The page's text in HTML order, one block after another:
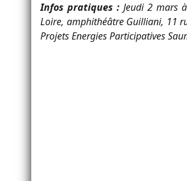
Infos pratiques :Jeudi 2 mars
Loire, amphithéâtre Guilliani, 11
Projets Energies Participatives